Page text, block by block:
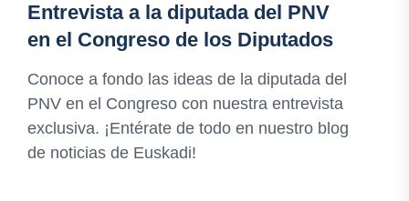
Entrevista a la diputada del PNV
en el Congreso de los Diputados
Conoce a fondo las ideas de la diputada del
PNV en el Congreso con nuestra entrevista
exclusiva. ¡Entérate de todo en nuestro blog
de noticias de Euskadi!